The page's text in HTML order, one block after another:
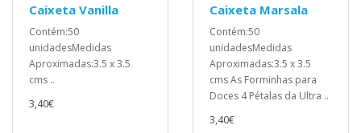
Caixeta Vanilla
Contém:50
unidadesMedidas
Aproximadas:3.5 x 3.5
cms ..
3,40€
Caixeta Marsala
Contém:50
unidadesMedidas
Aproximadas:3.5 x 3.5
cms As Forminhas para
Doces 4 Pétalas da Ultra ..
3,40€